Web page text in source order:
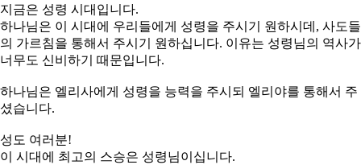
지금은 성령 시대입니다.
하나님은 이 시대에 우리들에게 성령을 주시기 원하시데, 사도들
의 가르침을 통해서 주시기 원하십니다. 이유는 성령님의 역사가
너무도 신비하기 때문입니다.
하나님은 엘리사에게 성령을 능력을 주시되 엘리야를 통해서 주
셨습니다.
성도 여러분!
이 시대에 최고의 스승은 성령님이십니다.